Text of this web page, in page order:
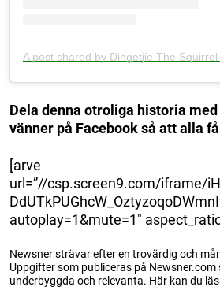
Dela denna otroliga historia
vänner på Facebook så att alla
[arve
url=”//csp.screen9.com/iframe/
autoplay=1&mute=1″
Newsner strävar efter en trovärdig och
Uppgifter som publiceras på Newsner.com
underbyggda och relevanta. Här kan du